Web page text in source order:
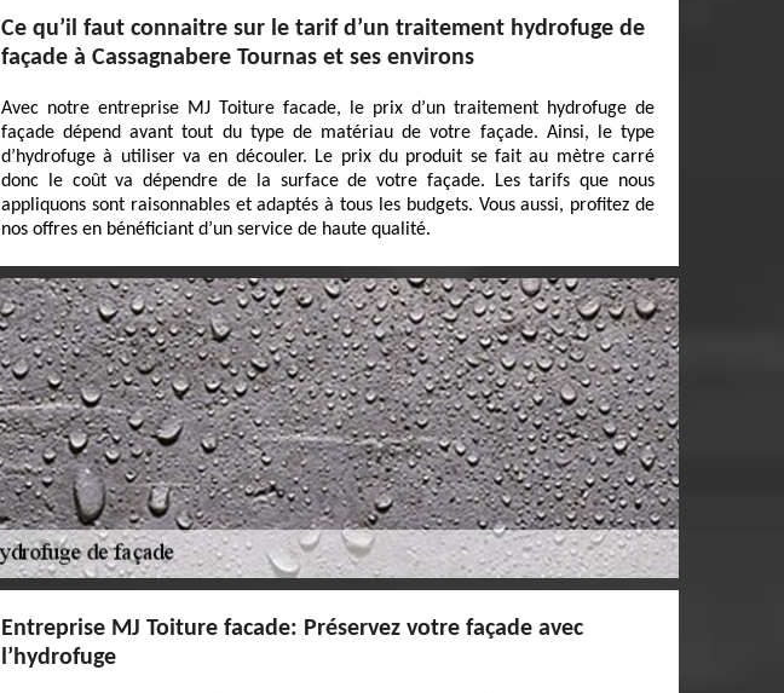
Ce qu’il faut connaitre sur le tarif d’un traitement hydrofuge de
façade à Cassagnabere Tournas et ses environs
Avec notre entreprise MJ Toiture facade, le prix d’un traitement hydrofuge de
façade dépend avant tout du type de matériau de votre façade. Ainsi, le type
d’hydrofuge à utiliser va en découler. Le prix du produit se fait au mètre carré
donc le coût va dépendre de la surface de votre façade. Les tarifs que nous
appliquons sont raisonnables et adaptés à tous les budgets. Vous aussi, profitez de
nos offres en bénéficiant d’un service de haute qualité.
Entreprise MJ Toiture facade: Préservez votre façade avec
l’hydrofuge